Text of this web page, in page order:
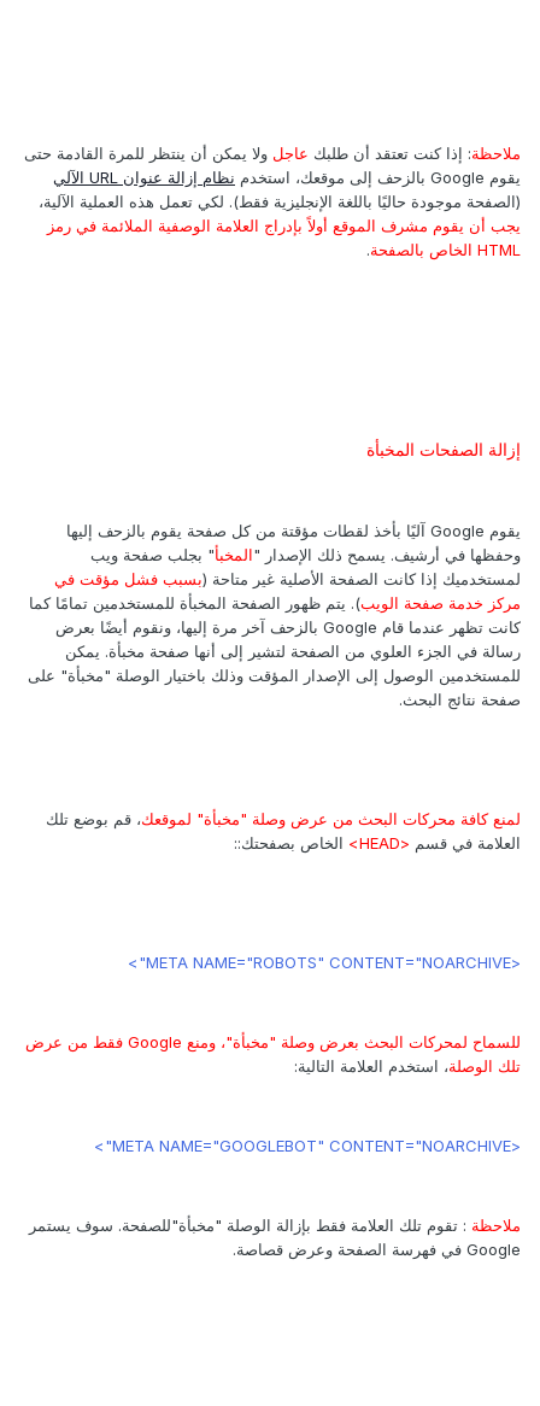
ملاحظة: إذا كنت تعتقد أن طلبك عاجلولا يمكن أن ينتظر للمرة القادمة حتى
يقوم Google بالزحف إلى موقعك، استخدم
نظام إزالة عنوان URL الآلي
(الصفحة موجودة حاليًا باللغة الإنجليزية فقط). لكي تعمل هذه العملية الآلية،
يجب أن يقوم مشرف الموقع أولاً بإدراج العلامة الوصفية الملائمة في رمز
HTML الخاص بالصفحة
.
إزالة الصفحات المخبأة
يقوم Google آليًا بأخذ لقطات مؤقتة من كل صفحة يقوم بالزحف إليها
وحفظها في أرشيف. يسمح ذلك الإصدار " المخبأ" بجلب صفحة ويب
لمستخدميك إذا كانت الصفحة الأصلية غير متاحة ( بسبب فشل مؤقت في
مركز خدمة صفحة الويب). يتم ظهور الصفحة المخبأة للمستخدمين تمامًا كما
كانت تظهر عندما قام Google بالزحف آخر مرة إليها، ونقوم أيضًا بعرض
رسالة في الجزء العلوي من الصفحة لتشير إلى أنها صفحة مخبأة. يمكن
للمستخدمين الوصول إلى الإصدار المؤقت وذلك باختيار الوصلة "مخبأة" على
صفحة نتائج البحث.
لمنع كافة محركات البحث من عرض وصلة "مخبأة" لموقعك، قم بوضع تلك
العلامة في قسم <HEAD> الخاص بصفحتك::
<META NAME="ROBOTS" CONTENT="NOARCHIVE">
للسماح لمحركات البحث بعرض وصلة "مخبأة"، ومنع Google فقط من عرض
تلك الوصلة، استخدم العلامة التالية:
<META NAME="GOOGLEBOT" CONTENT="NOARCHIVE">
ملاحظة: تقوم تلك العلامة فقط بإزالة الوصلة "مخبأة"للصفحة. سوف يستمر
Google في فهرسة الصفحة وعرض قصاصة.